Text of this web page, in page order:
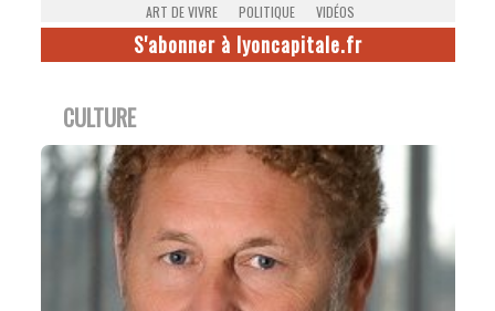
ART DE VIVRE
POLITIQUE VIDÉOS
S'abonner à lyoncapitale.fr
CULTURE